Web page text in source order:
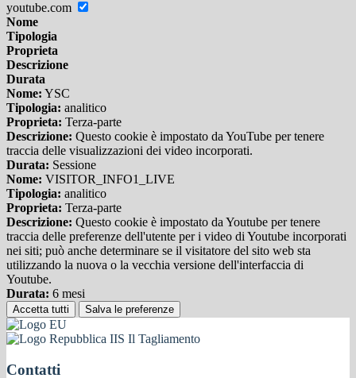
youtube.com
Nome
Tipologia
Proprieta
Descrizione
Durata
Nome: YSC
Tipologia: analitico
Proprieta: Terza-parte
Descrizione: Questo cookie è impostato da YouTube per tenere
traccia delle visualizzazioni dei video incorporati.
Durata: Sessione
Nome: VISITOR_INFO1_LIVE
Tipologia: analitico
Proprieta: Terza-parte
Descrizione: Questo cookie è impostato da Youtube per tenere
traccia delle preferenze dell'utente per i video di Youtube incorporati
nei siti; può anche determinare se il visitatore del sito web sta
utilizzando la nuova o la vecchia versione dell'interfaccia di
Youtube.
Durata: 6 mesi
Accetta tutti Salva le preferenze
IIS Il Tagliamento
Contatti